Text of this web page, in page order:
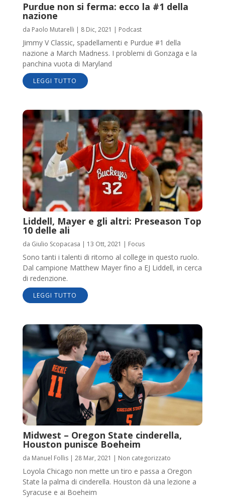
Purdue non si ferma: ecco la #1 della
nazione
da Paolo Mutarelli | 8 Dic, 2021 | Podcast
Jimmy V Classic, spadellamenti e Purdue #1 della
nazione a March Madness. I problemi di Gonzaga e la
panchina vuota di Maryland
LEGGI TUTTO
Liddell, Mayer e gli altri: Preseason Top
10 delle ali
da Giulio Scopacasa | 13 Ott, 2021 | Focus
Sono tanti i talenti di ritorno al college in questo ruolo.
Dal campione Matthew Mayer fino a EJ Liddell, in cerca
di redenzione.
LEGGI TUTTO
Midwest – Oregon State cinderella,
Houston punisce Boeheim
da Manuel Follis| 28 Mar, 2021 Non categorizzato
Loyola Chicago non mette un tiro e passa a Oregon
State la palma di cinderella. Houston dà una lezione a
Syracuse e ai Boeheim